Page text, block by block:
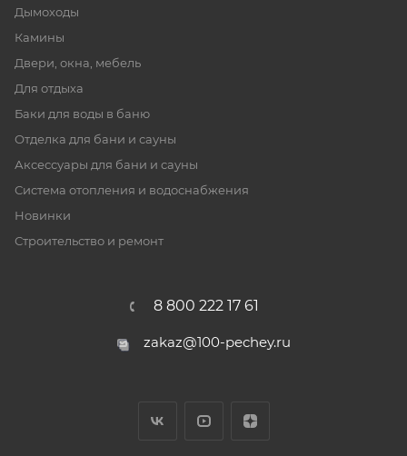
Дымоходы
Камины
Двери, окна, мебель
Для отдыха
Баки для воды в баню
Отделка для бани и сауны
Аксессуары для бани и сауны
Система отопления и водоснабжения
Новинки
Строительство и ремонт
8 800 222 17 61
zakaz@100-pechey.ru